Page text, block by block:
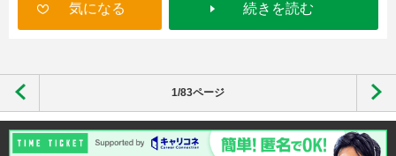
気になる 続きを読む
1/83ページ